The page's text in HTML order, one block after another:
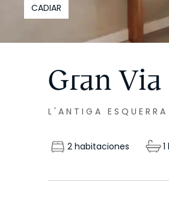
CADIAR
Gran Via
L'ANTIGA
2 habitaciones